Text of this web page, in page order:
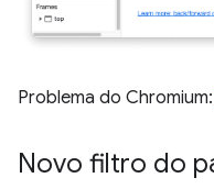
Problema do Chromium:
Novo filtro do